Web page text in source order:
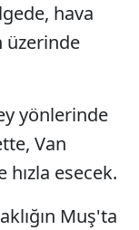
hava
üzerinde
yönlerinde
Van
esecek.
Muş'ta